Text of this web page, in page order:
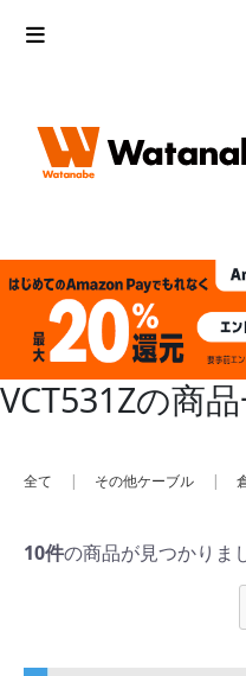
VCT531Zの商
全て | その他ケーブル |
10件の商品が見つかりま